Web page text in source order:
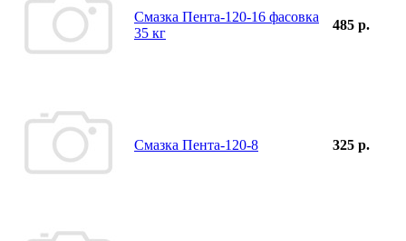
Смазка Пента-120-16 фасовка
35 кг
485 р.
Смазка Пента-120-8 325 р.